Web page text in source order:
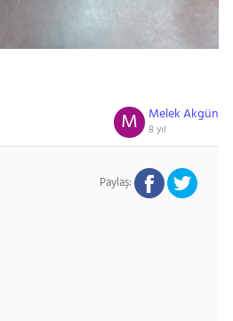
Melek Akgün
8 yıl
M
Paylaş: